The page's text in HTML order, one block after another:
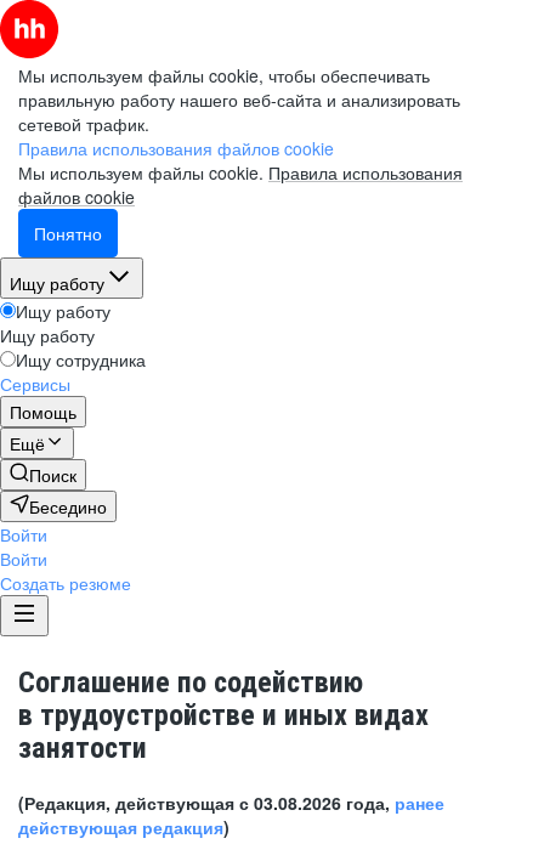
Мы используем файлы cookie, чтобы обеспечивать
правильную работу нашего веб-сайта и анализировать
сетевой трафик.
Правила использования файлов cookie
Мы используем файлы cookie. Правила использования
файлов cookie
Понятно
Ищу работу
Ищу работу
Ищу работу
Ищу сотрудника
Сервисы
Помощь
Ещё
Поиск
Беседино
Войти
Войти
Создать резюме
Соглашение по содействию
в трудоустройстве и иных видах
занятости
(Редакция, действующая с 03.08.2026 года, ранее
действующая редакция)